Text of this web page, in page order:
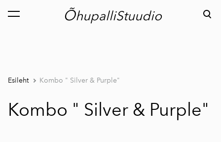
ÕhupalliStuudio
lisati ostukorvi. Vaata ostukorvi
Esileht Kombo " Silver & Purple"
Kombo " Silver & Purple"